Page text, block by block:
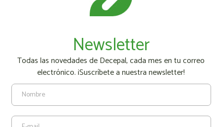
Newsletter
Todas las novedades de Decepal, cada mes en tu correo
electrónico. ¡Suscríbete a nuestra newsletter!